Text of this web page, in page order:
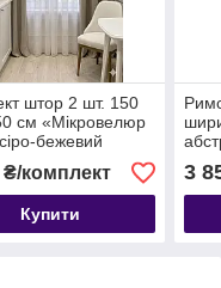
штор 2 шт. 150
см «Мікровелюр
бежевий
комплект
Купити
сіра
3